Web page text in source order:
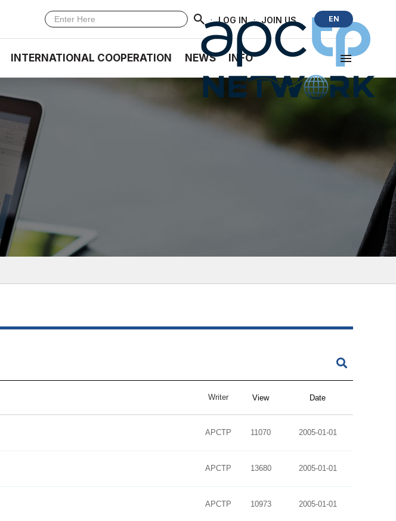
· LOG IN · JOIN US EN
INTERNATIONAL COOPERATION NEWS INFO
Writer View Date
APCTP 11070 2005-01-01
APCTP 13680 2005-01-01
APCTP 10973 2005-01-01